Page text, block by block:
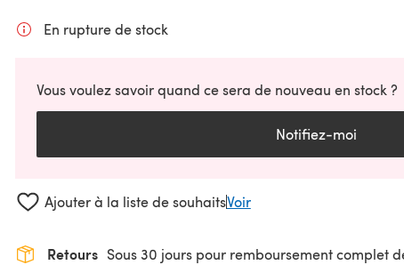
En rupture de stock
Vous voulez savoir quand ce sera de nouveau en stock ?
Notifiez-moi
Ajouter à la liste de souhaitsVoir
Retours Sous 30 jours pour remboursement complet